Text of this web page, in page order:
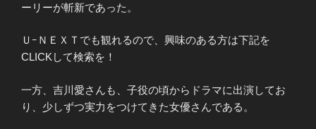
ーリーが斬新であった。
ＵｰＮＥＸＴでも観れるので、興味のある方は下記を
CLICKして検索を！
一方、吉川愛さんも、子役の頃からドラマに出演してお
り、少しずつ実力をつけてきた女優さんである。